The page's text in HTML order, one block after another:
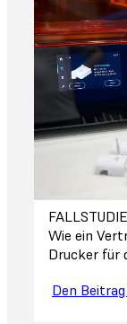
Wie ein
Drucker für
Den